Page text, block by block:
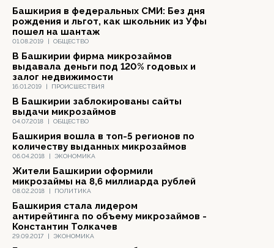
01.08.2019 | ОБЩЕСТВО
Башкирия в федеральных СМИ: Без дня
рождения и льгот, как школьник из Уфы
пошел на шантаж
16.01.2019 | ПРОИСШЕСТВИЯ
В Башкирии фирма микрозаймов
выдавала деньги под 120% годовых и
залог недвижимости
04.07.2018 | ОБЩЕСТВО
В Башкирии заблокированы сайты
выдачи микрозаймов
06.04.2018 | ЭКОНОМИКА
Башкирия вошла в топ-5 регионов по
количеству выданных микрозаймов
08.02.2018 | ПОЛИТИКА
Жители Башкирии оформили
микрозаймы на 8,6 миллиарда рублей
29.09.2017 | ЭКОНОМИКА
Башкирия стала лидером
антирейтинга по объему микрозаймов -
Константин Толкачев